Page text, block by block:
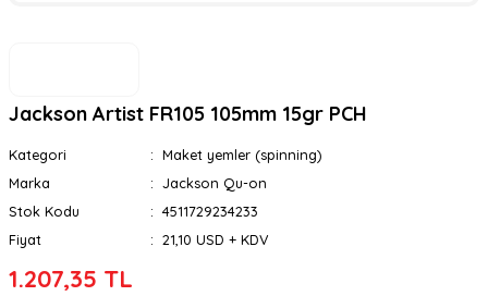
Jackson Artist FR105 105mm 15gr PCH
Kategori
Maket yemler (spinning)
Marka
Jackson Qu-on
Stok Kodu
4511729234233
Fiyat
21,10 USD + KDV
1.207,35 TL